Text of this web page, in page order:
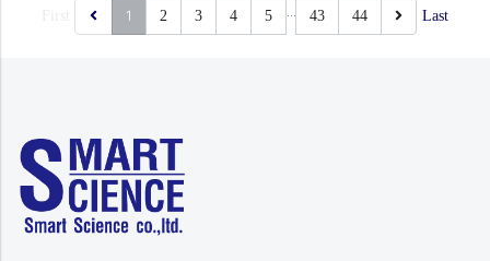
1 2 3 4 5 … 43 44 Last